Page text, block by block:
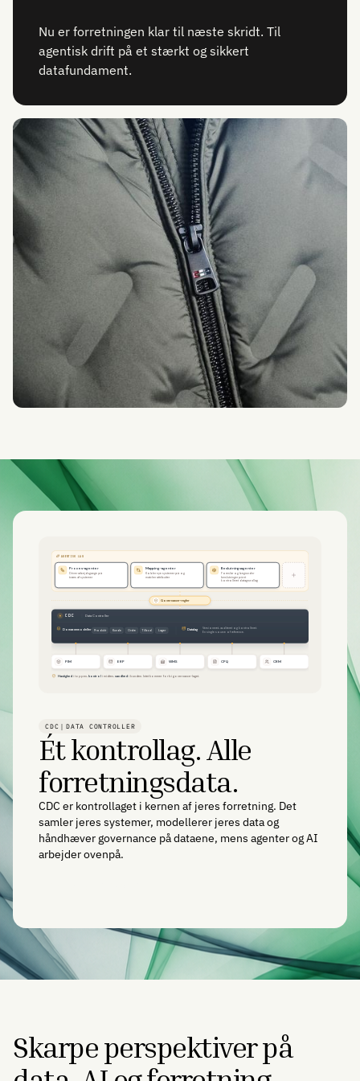
Nu er forretningen klar til næste skridt. Til
agentisk drift på et stærkt og sikkert
datafundament.
CDC｜DATA CONTROLLER
Ét kontrollag. Alle
forretningsdata.
CDC er kontrollaget i kernen af jeres forretning. Det
samler jeres systemer, modellerer jeres data og
håndhæver governance på dataene, mens agenter og AI
arbejder ovenpå.
AGENTISK LAG
Proces-agenter
Driver arbejdsgange på
tværs af systemer
Mapping-agenter
Kobler nye systemer på og
matcher attributter
Beslutningsagenter
Foreslår og begrunder
beslutninger på et
kontrolleret datagrundlag
Governance-regler
CDC Data Controller
Domænemodeller Produkt Kunde Ordre Tilbud Lager Datalag
Versioneret, auditeret og kontrolleret.
En single source of reference.
PIM ERP WMS CPQ CRM
Hastighedi toppen, kontroli midten, sandhedi bunden. Intet kommer forbi governance-laget.
Skarpe perspektiver på